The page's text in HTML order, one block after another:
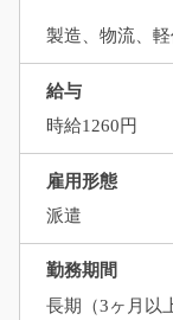
製造、物流、
給与
時給1260円
雇用形態
派遣
勤務期間
長期（3ヶ月以